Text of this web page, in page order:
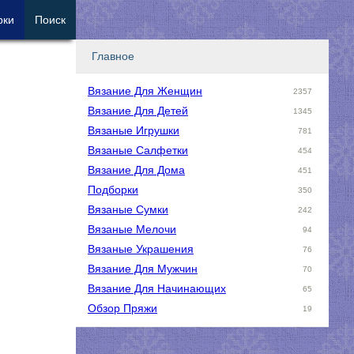
Главное
Вязание Для Женщин 2357
Вязание Для Детей 1345
Вязаные Игрушки 781
Вязаные Салфетки 454
Вязание Для Дома 451
Подборки 350
Вязаные Сумки 242
Вязаные Мелочи 94
Вязаные Украшения 76
Вязание Для Мужчин 70
Вязание Для Начинающих 65
Обзор Пряжи 19
Поиск